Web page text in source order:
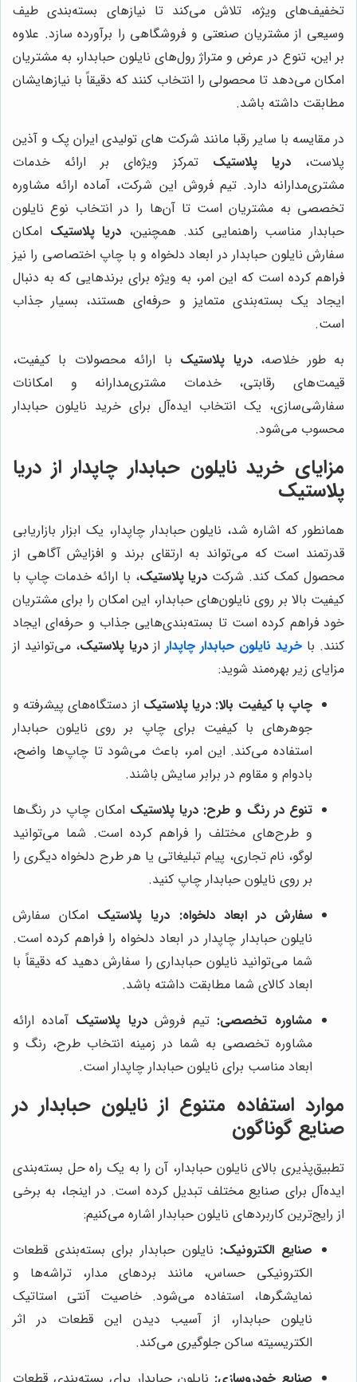
تخفیف‌های ویژه، تلاش می‌کند تا نیازهای بسته‌بندی طیف
وسیعی از مشتریان صنعتی و فروشگاهی را برآورده سازد. علاوه
بر این، تنوع در عرض و متراژ رول‌های نایلون حبابدار، به مشتریان
امکان می‌دهد تا محصولی را انتخاب کنند که دقیقاً با نیازهایشان
مطابقت داشته باشد.
در مقایسه با سایر رقبا مانند شرکت های تولیدی ایران پک و آذین
پلاست،دریا پلاستیک تمرکز ویژه‌ای بر ارائه خدمات
مشتری‌مدارانه دارد. تیم فروش این شرکت، آماده ارائه مشاوره
تخصصی به مشتریان است تا آن‌ها را در انتخاب نوع نایلون
حبابدار مناسب راهنمایی کند. همچنین، دریا پلاستیک امکان
سفارش نایلون حبابدار در ابعاد دلخواه و با چاپ اختصاصی را نیز
فراهم کرده است که این امر، به ویژه برای برندهایی که به دنبال
ایجاد یک بسته‌بندی متمایز و حرفه‌ای هستند، بسیار جذاب
است.
به طور خلاصه،دریا پلاستیک با ارائه محصولات با کیفیت،
قیمت‌های رقابتی، خدمات مشتری‌مدارانه و امکانات
سفارشی‌سازی، یک انتخاب ایده‌آل برای خرید نایلون حبابدار
محسوب می‌شود.
مزایای خرید نایلون حبابدار چاپدار از دریا
پلاستیک
همانطور که اشاره شد، نایلون حبابدار چاپدار، یک ابزار بازاریابی
قدرتمند است که می‌تواند به ارتقای برند و افزایش آگاهی از
محصول کمک کند. شرکت دریا پلاستیک، با ارائه خدمات چاپ با
کیفیت بالا بر روی نایلون‌های حبابدار، این امکان را برای مشتریان
خود فراهم کرده است تا بسته‌بندی‌هایی جذاب و حرفه‌ای ایجاد
کنند. با خرید نایلون حبابدار چاپدار از دریا پلاستیک، می‌توانید از
مزایای زیر بهره‌مند شوید:
چاپ با کیفیت بالا: دریا پلاستیک از دستگاه‌های پیشرفته و
جوهرهای با کیفیت برای چاپ بر روی نایلون حبابدار
استفاده می‌کند. این امر، باعث می‌شود تا چاپ‌ها واضح،
بادوام و مقاوم در برابر سایش باشند.
تنوع در رنگ و طرح: دریا پلاستیک امکان چاپ در رنگ‌ها
و طرح‌های مختلف را فراهم کرده است. شما می‌توانید
لوگو، نام تجاری، پیام تبلیغاتی یا هر طرح دلخواه دیگری را
بر روی نایلون حبابدار چاپ کنید.
سفارش در ابعاد دلخواه: دریا پلاستیک امکان سفارش
نایلون حبابدار چاپدار در ابعاد دلخواه را فراهم کرده است.
شما می‌توانید نایلون حبابداری را سفارش دهید که دقیقاً با
ابعاد کالای شما مطابقت داشته باشد.
مشاوره تخصصی: تیم فروشدریا پلاستیک آماده ارائه
مشاوره تخصصی به شما در زمینه انتخاب طرح، رنگ و
ابعاد مناسب برای نایلون حبابدار چاپدار است.
موارد استفاده متنوع از نایلون حبابدار در
صنایع گوناگون
تطبیق‌پذیری بالای نایلون حبابدار، آن را به یک راه حل بسته‌بندی
ایده‌آل برای صنایع مختلف تبدیل کرده است. در اینجا، به برخی
از رایج‌ترین کاربردهای نایلون حبابدار اشاره می‌کنیم:
صنایع الکترونیک: نایلون حبابدار برای بسته‌بندی قطعات
الکترونیکی حساس، مانند بردهای مدار، تراشه‌ها و
نمایشگرها، استفاده می‌شود. خاصیت آنتی استاتیک
نایلون حبابدار، از آسیب دیدن این قطعات در اثر
الکتریسیته ساکن جلوگیری می‌کند.